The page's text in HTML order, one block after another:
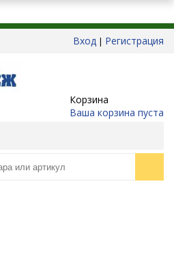
Вход | Регистрация
Корзина
Ваша корзина пуста